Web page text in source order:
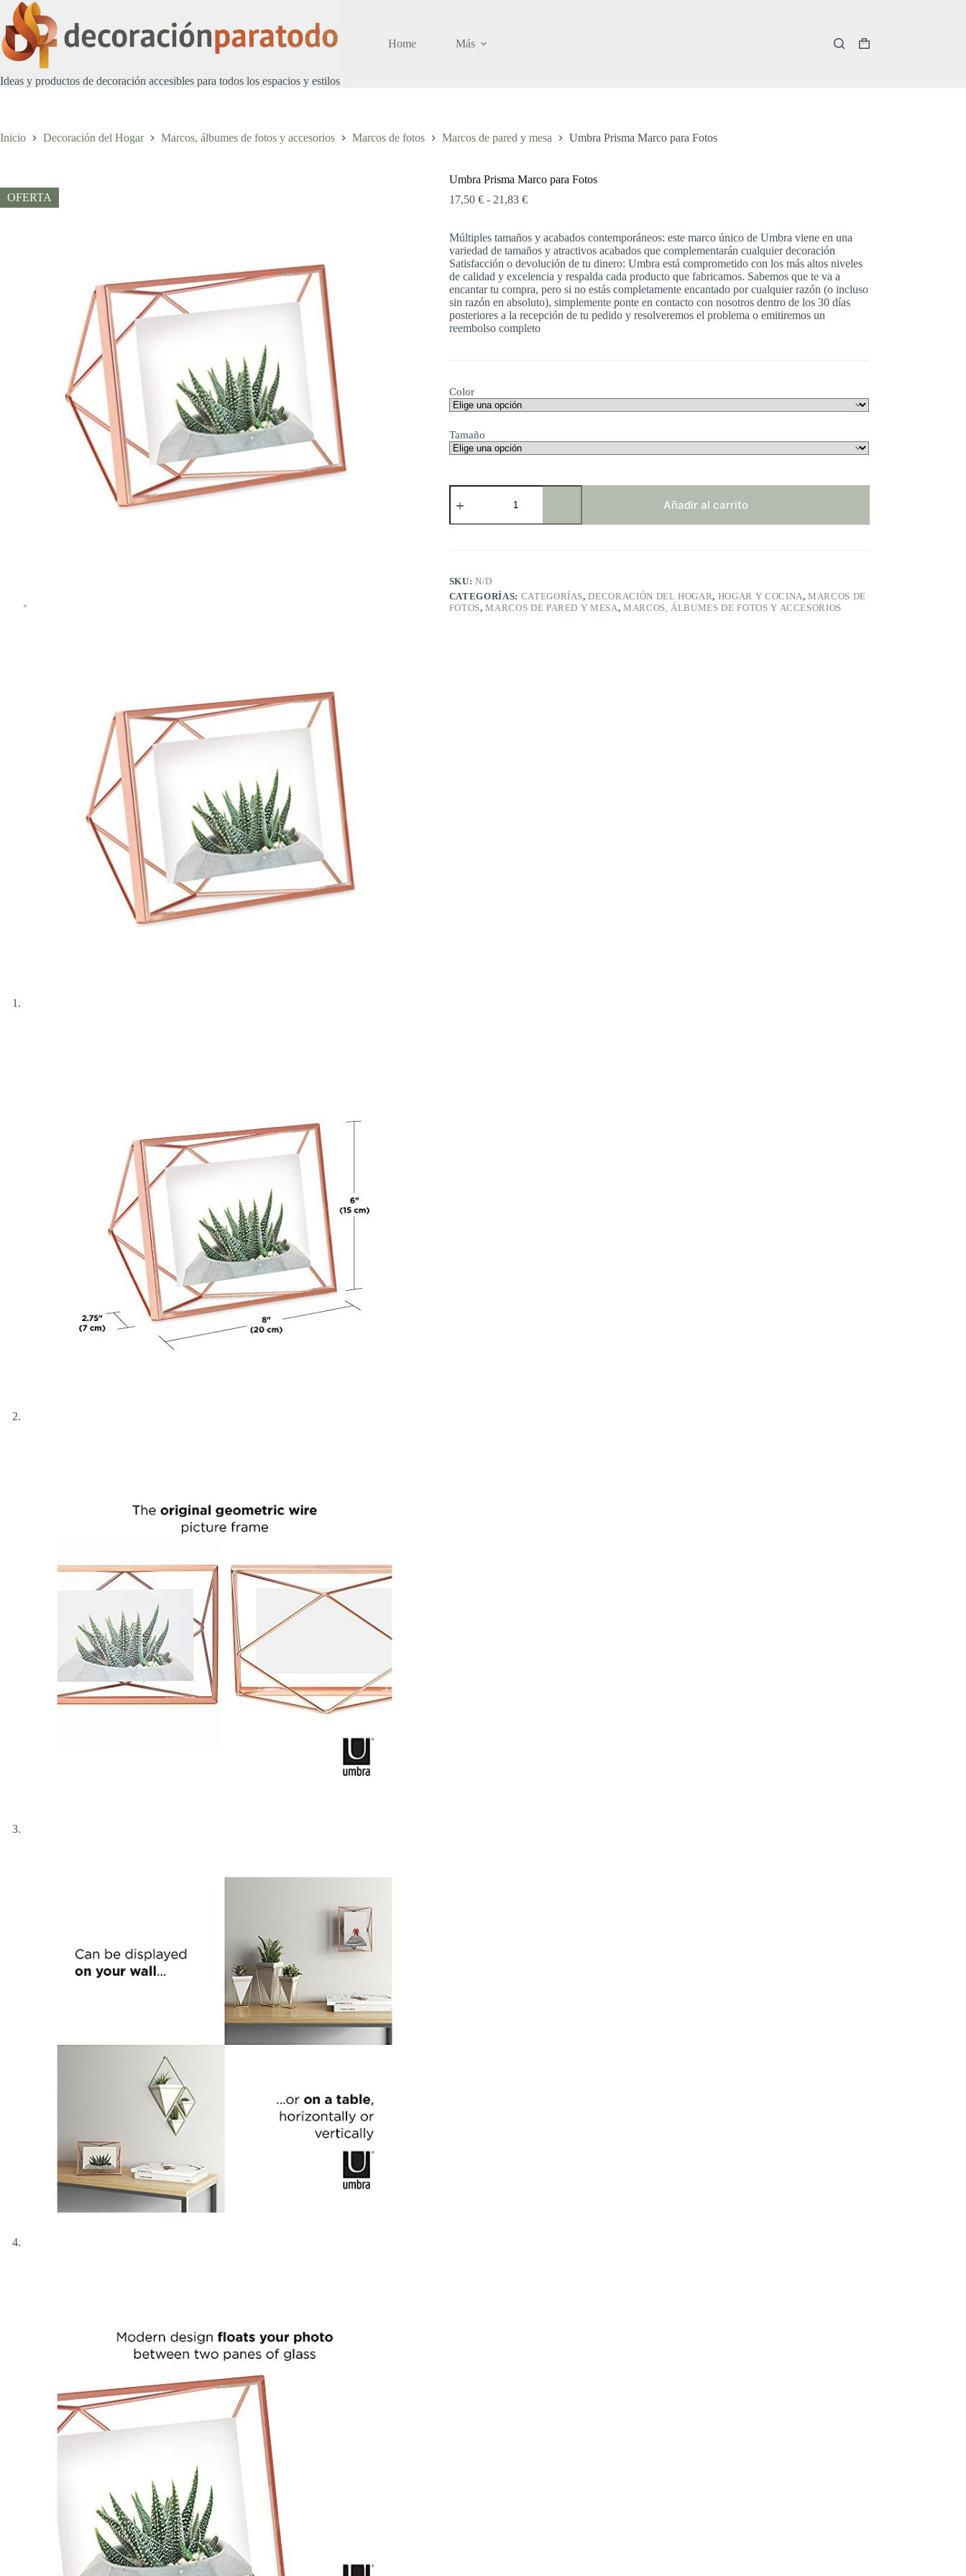
Saltar
contenido
Ideas y productos de decoración accesibles para todos los espacios y estilos
Home Más
Carro
Inicio Decoración del Hogar Marcos, álbumes de fotos y accesorios Marcos de fotos Marcos de pared y mesa Umbra Prisma Marco para Fotos
OFERTA
Umbra Prisma Marco para Fotos
17,50 € - 21,83 €Rango
desde
17,50 €
hasta
21,83 €
Múltiples tamaños y acabados contemporáneos: este marco único de Umbra viene en una
variedad de tamaños y atractivos acabados que complementarán cualquier decoración
Satisfacción o devolución de tu dinero: Umbra está comprometido con los más altos niveles
de calidad y excelencia y respalda cada producto que fabricamos. Sabemos que te va a
encantar tu compra, pero si no estás completamente encantado por cualquier razón (o incluso
sin razón en absoluto), simplemente ponte en contacto con nosotros dentro de los 30 días
posteriores a la recepción de tu pedido y resolveremos el problema o emitiremos un
reembolso completo
Color
Tamaño
Umbra
Prisma
para
Añadir al carrito
SKU:N/D
CATEGORÍAS: CATEGORÍAS,DECORACIÓN DEL HOGAR, HOGAR Y COCINA,MARCOS DE
FOTOS,MARCOS DE PARED Y MESA, MARCOS, ÁLBUMES DE FOTOS Y ACCESORIOS